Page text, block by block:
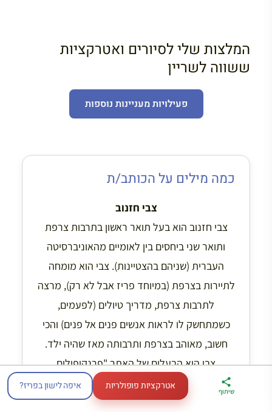
המלצות שלי לסיורים ואטרקציות
ששווה לשריין
פעילויות מעניינות נוספות
כמה מילים על הכותב/ת
צבי חזנוב
צבי חזנוב הוא בעל תואר ראשון בתרבות צרפת
ותואר שני ביחסים בין לאומיים מהאוניברסיטה
העברית (שניהם בהצטיינות). צבי הוא מומחה
לתיירות בצרפת (במיוחד פריז אבל לא רק), מרצה
לתרבות צרפת, מדריך טיולים (לפעמים,
כשמתחשק לו לראות אנשים פנים אל פנים) והכי
חשוב, מאוהב בצרפת ותרבותה מאז שהיה ילד.
צבי הוא הבעלים של האתר "פרנקופילים
אנונימיים", בו אתם נמצאים, ואת הידע שהוא צבר
ואת האהבה שלו לצרפת ותרבותה הוא שמח
ארגז הכלים שלי
לטיול בצרפת
מדריך פריז
במתנה
דברו
איתי בווטסאפ
שיתוף אטרקציות פופולריות איפה לישון בפריז?